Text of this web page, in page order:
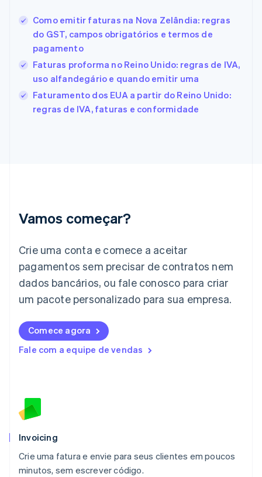
Como emitir faturas na Nova Zelândia: regras
do GST, campos obrigatórios e termos de
pagamento
Faturas proforma no Reino Unido: regras de IVA,
uso alfandegário e quando emitir uma
Faturamento dos EUA a partir do Reino Unido:
regras de IVA, faturas e conformidade
Vamos começar?
Crie uma conta e comece a aceitar
pagamentos sem precisar de contratos nem
dados bancários, ou fale conosco para criar
um pacote personalizado para sua empresa.
Comece agora
Fale com a equipe de vendas
Invoicing
Crie uma fatura e envie para seus clientes em poucos
minutos, sem escrever código.
English Español简体中文
Estônia
Finlândia
EnglishSvenska
França
Gibraltar
English
Itália
Japão
Letônia
English
Liechtenstein
Deutsch English
English
Luxemburgo
FrançaisDeutschEnglish
English
México
Noruega
English
Nova Zelândia
English